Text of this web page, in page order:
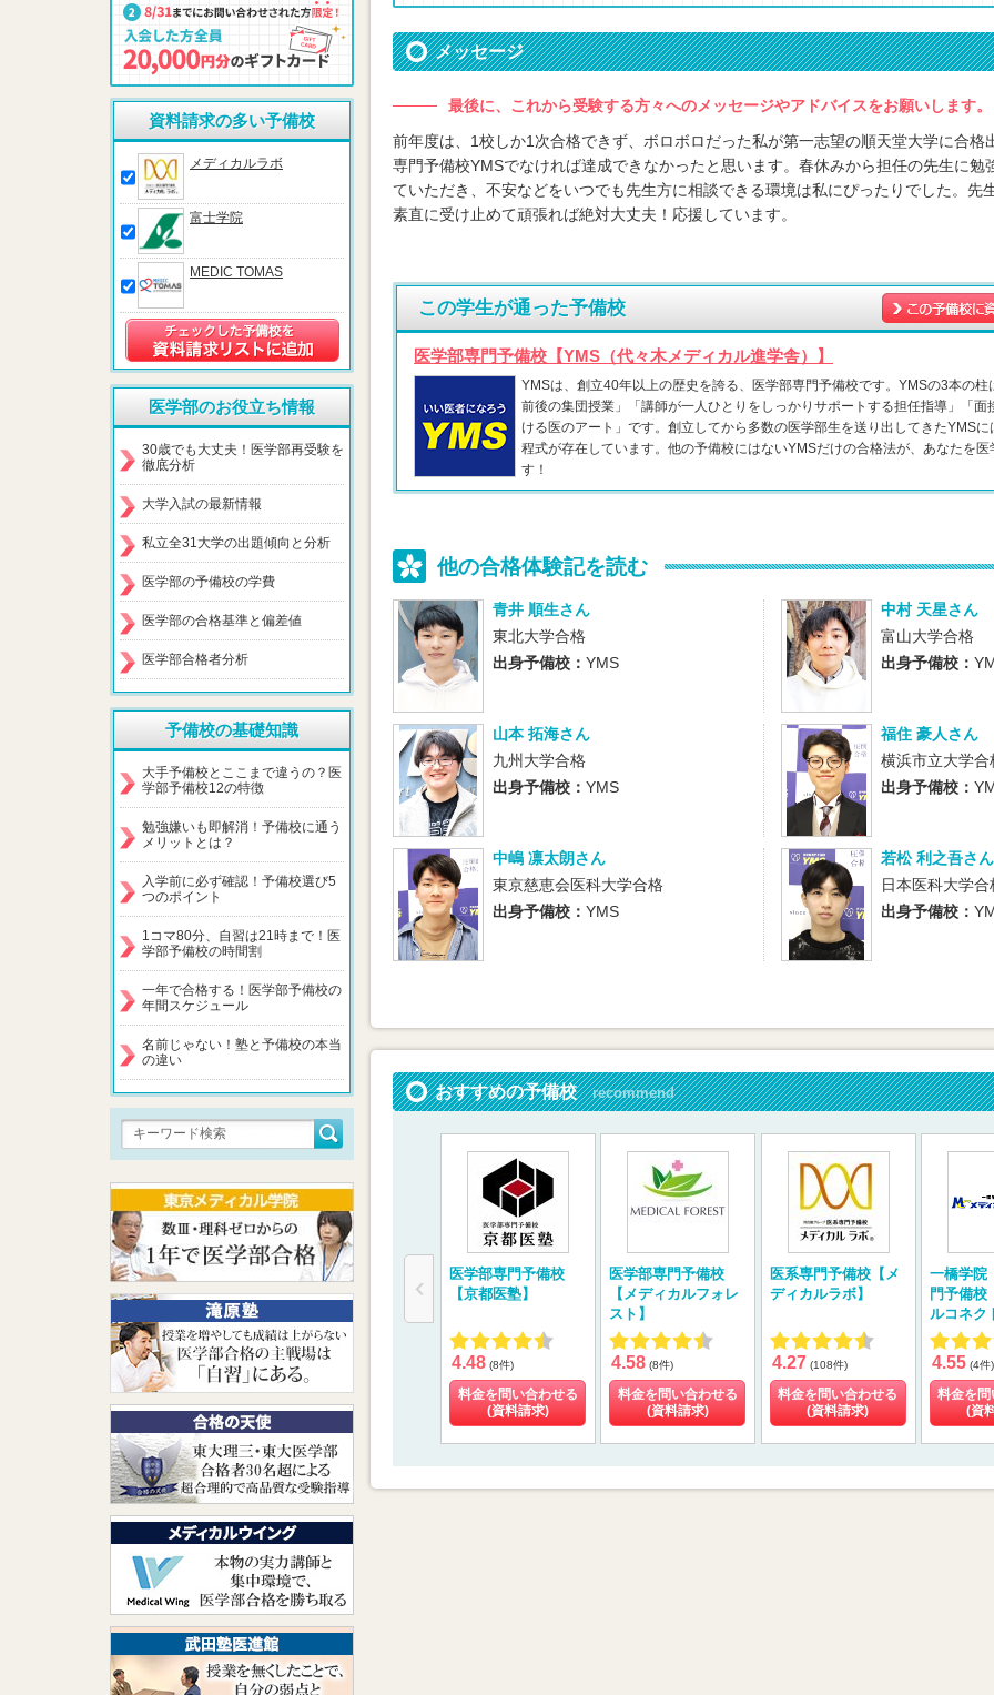
メッセージ
最後に、これから受験する方々へのメッセージやアドバイスをお願いします。
前年度は、1校しか1次合格できず、ボロボロだった私が第一志望の順天堂大学に合格
専門予備校YMSでなければ達成できなかったと思います。春休みから担任の先生に勉
ていただき、不安などをいつでも先生方に相談できる環境は私にぴったりでした。先
素直に受け止めて頑張れば絶対大丈夫！応援しています。
この学生が通った予備校
医学部専門予備校【YMS（代々木メディカル進学舎）】
YMSは、創立40年以上の歴史を誇る、医学部専門予備校です。YMSの3本の柱
前後の集団授業」「講師が一人ひとりをしっかりサポートする担任指導」「面
ける医のアート」です。創立してから多数の医学部生を送り出してきたYMS
程式が存在しています。他の予備校にはないYMSだけの合格法が、あなたを医
す！
他の合格体験記を読む
青井 順生さん
東北大学合格
出身予備校： YMS
中村 天星さん
富山大学合格
出身予備校：
山本 拓海さん
九州大学合格
出身予備校： YMS
福住 豪人さん
横浜市立大学合
出身予備校：
中嶋 凛太朗さん
東京慈恵会医科大学合格
出身予備校： YMS
若松 利之吾さん
日本医科大学合
出身予備校：
おすすめの予備校 recommend
医学部専門予備校
【京都医塾】
4.48 (8件)
料金を問い合わせる
(資料請求)
医学部専門予備校
【メディカルフォレ
スト】
4.58 (8件)
料金を問い合わせる
(資料請求)
医系専門予備校【メ
ディカルラボ】
4.27 (108件)
料金を問い合わせる
(資料請求)
一橋学
門予備校
ルコネク
4.55 (4件)
料金を問
(資
資料請求の多い予備校
メディカルラボ
富士学院
MEDIC TOMAS
医学部のお役立ち情報
30歳でも大丈夫！医学部再受験を
徹底分析
大学入試の最新情報
私立全31大学の出題傾向と分析
医学部の予備校の学費
医学部の合格基準と偏差値
医学部合格者分析
予備校の基礎知識
大手予備校とここまで違うの？医
学部予備校12の特徴
勉強嫌いも即解消！予備校に通う
メリットとは？
入学前に必ず確認！予備校選び5
つのポイント
1コマ80分、自習は21時まで！医
学部予備校の時間割
一年で合格する！医学部予備校の
年間スケジュール
名前じゃない！塾と予備校の本当
の違い